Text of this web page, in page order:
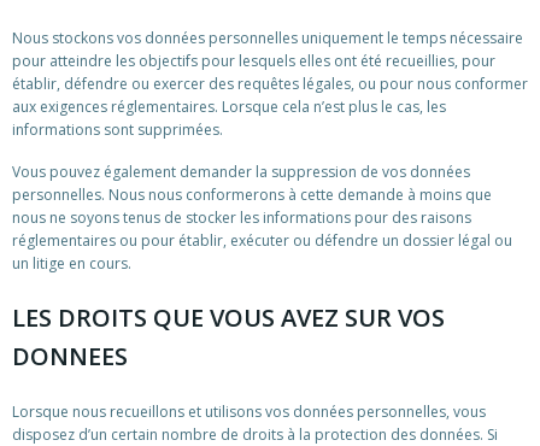
Nous stockons vos données personnelles uniquement le temps nécessaire
pour atteindre les objectifs pour lesquels elles ont été recueillies, pour
établir, défendre ou exercer des requêtes légales, ou pour nous conformer
aux exigences réglementaires. Lorsque cela n’est plus le cas, les
informations sont supprimées.
Vous pouvez également demander la suppression de vos données
personnelles. Nous nous conformerons à cette demande à moins que
nous ne soyons tenus de stocker les informations pour des raisons
réglementaires ou pour établir, exécuter ou défendre un dossier légal ou
un litige en cours.
LES DROITS QUE VOUS AVEZ SUR VOS
DONNEES
Lorsque nous recueillons et utilisons vos données personnelles, vous
disposez d’un certain nombre de droits à la protection des données. Si